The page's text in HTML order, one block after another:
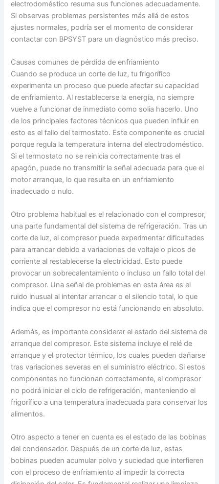
electrodoméstico resuma sus funciones adecuadamente.
Si observas problemas persistentes más allá de estos
ajustes normales, podría ser el momento de considerar
contactar con BPSYST para un diagnóstico más preciso.
Causas comunes de pérdida de enfriamiento
Cuando se produce un corte de luz, tu frigorífico
experimenta un proceso que puede afectar su capacidad
de enfriamiento. Al restablecerse la energía, no siempre
vuelve a funcionar de inmediato como solía hacerlo. Uno
de los principales factores técnicos que pueden influir en
esto es el fallo del termostato. Este componente es crucial
porque regula la temperatura interna del electrodoméstico.
Si el termostato no se reinicia correctamente tras el
apagón, puede no transmitir la señal adecuada para que el
motor arranque, lo que resulta en un enfriamiento
inadecuado o nulo.
Otro problema habitual es el relacionado con el compresor,
una parte fundamental del sistema de refrigeración. Tras un
corte de luz, el compresor puede experimentar dificultades
para arrancar debido a variaciones de voltaje o picos de
corriente al restablecerse la electricidad. Esto puede
provocar un sobrecalentamiento o incluso un fallo total del
compresor. Una señal de problemas en esta área es el
ruido inusual al intentar arrancar o el silencio total, lo que
indica que el compresor no está funcionando en absoluto.
Además, es importante considerar el estado del sistema de
arranque del compresor. Este sistema incluye el relé de
arranque y el protector térmico, los cuales pueden dañarse
tras variaciones severas en el suministro eléctrico. Si estos
componentes no funcionan correctamente, el compresor
no podrá iniciar el ciclo de refrigeración, manteniendo el
frigorífico a una temperatura inadecuada para conservar los
alimentos.
Otro aspecto a tener en cuenta es el estado de las bobinas
del condensador. Después de un corte de luz, estas
bobinas pueden acumular polvo y suciedad que interfieren
con el proceso de enfriamiento al impedir la correcta